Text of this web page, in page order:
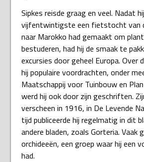
Sipkes reisde graag en veel. Nadat
vijfentwintigste een fietstocht van
naar Marokko had gemaakt om
bestuderen, had hij de smaak te
excursies door geheel Europa. Over
hij populaire voordrachten, onder
Maatschappij voor Tuinbouw en
werd hij ook door zijn geschriften.
verscheen in 1916, in De Levende
tijd publiceerde hij regelmatig in dit
andere bladen, zoals Gorteria. Vaak
orchideeën, een groep waar hij een
had.